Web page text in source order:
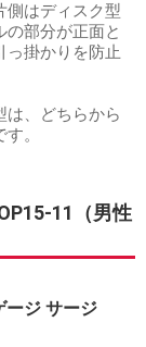
側はディスク型
部分が正面と
っ掛かりを防止
は、どちらから
。
11（男性
ージ サージ